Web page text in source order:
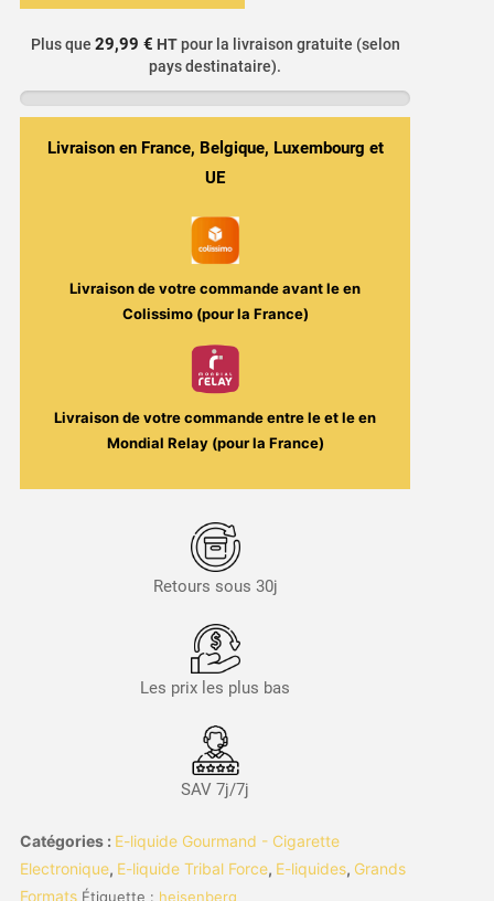
liquide
Fruits
Plus que 29,99 € HTpour la livraison gratuite (selon
pays destinataire).
Livraison en France, Belgique, Luxembourg et
UE
Livraison de votre commande avant leen
Colissimo (pour la France)
Livraison de votre commande entre leet leen
Mondial Relay (pour la France)
Retours sous 30j
Les prix les plus bas
SAV 7j/7j
Catégories : E-liquide Gourmand - Cigarette
Electronique, E-liquide Tribal Force, E-liquides, Grands
Formats Étiquette : heisenberg